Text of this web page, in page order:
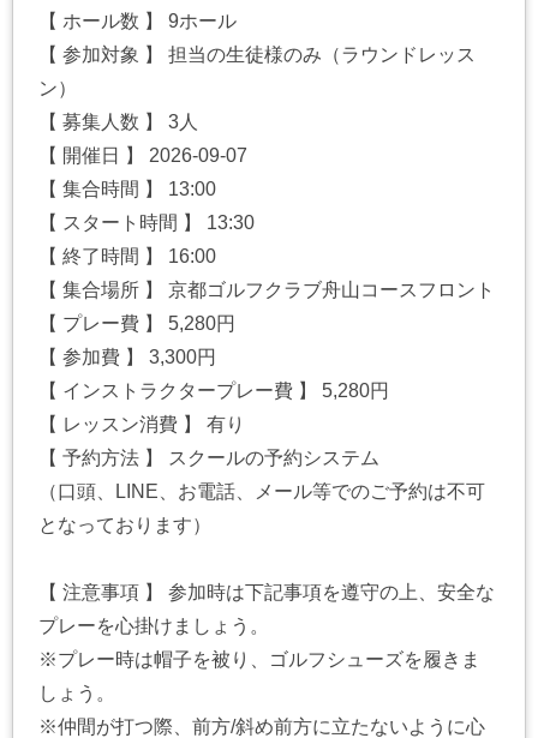
【 ホール数 】 9ホール
【 参加対象 】 担当の生徒様のみ（ラウンドレッス
ン）
【 募集人数 】 3人
【 開催日 】 2026-09-07
【 集合時間 】 13:00
【 スタート時間 】 13:30
【 終了時間 】 16:00
【 集合場所 】 京都ゴルフクラブ舟山コースフロント
【 プレー費 】 5,280円
【 参加費 】 3,300円
【 インストラクタープレー費 】 5,280円
【 レッスン消費 】 有り
【 予約方法 】 スクールの予約システム
（口頭、LINE、お電話、メール等でのご予約は不可
となっております）
【 注意事項 】 参加時は下記事項を遵守の上、安全な
プレーを心掛けましょう。
※プレー時は帽子を被り、ゴルフシューズを履きま
しょう。
※仲間が打つ際、前方/斜め前方に立たないように心